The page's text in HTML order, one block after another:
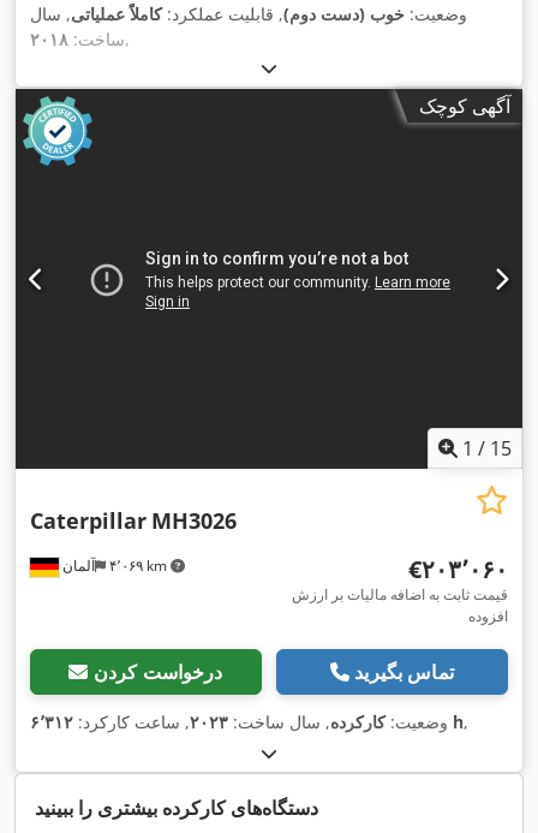
وضعیت: خوب (دست دوم), قابلیت عملکرد:کاملاً عملیاتی, سال
ساخت: ۲۰۱۸ ,
آگهی کوچک
1 / 15
آلمان ۴٬۰۶۹ km
Caterpillar MH3026
‎€۲۰۳٬۰۶۰
قیمت ثابت به اضافه مالیات بر ارزش
افزوده
درخواست کردن تماس بگیرید
وضعیت:کارکرده, سال ساخت: ۲۰۲۳, ساعت کارکرد: ۶٬۳۱۲ h,
دستگاه‌های کارکرده بیشتری را ببینید